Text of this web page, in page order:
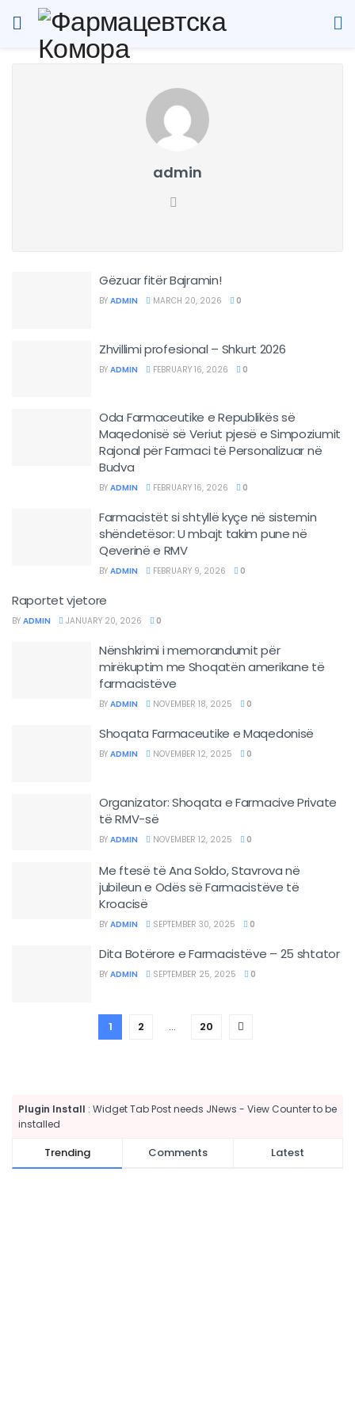
admin
Gëzuar fitër Bajramin!
BY ADMIN MARCH 20, 2026 0
Zhvillimi profesional – Shkurt 2026
BY ADMIN FEBRUARY 16, 2026 0
Oda Farmaceutike e Republikës së
Maqedonisë së Veriut pjesë e Simpoziumit
Rajonal për Farmaci të Personalizuar në
Budva
BY ADMIN FEBRUARY 16, 2026 0
Farmacistët si shtyllë kyçe në sistemin
shëndetësor: U mbajt takim pune në
Qeverinë e RMV
BY ADMIN FEBRUARY 9, 2026 0
Raportet vjetore
BY ADMIN JANUARY 20, 2026 0
Nënshkrimi i memorandumit për
mirëkuptim me Shoqatën amerikane të
farmacistëve
BY ADMIN NOVEMBER 18, 2025 0
Shoqata Farmaceutike e Maqedonisë
BY ADMIN NOVEMBER 12, 2025 0
Organizator: Shoqata e Farmacive Private
të RMV-së
BY ADMIN NOVEMBER 12, 2025 0
Me ftesë të Ana Soldo, Stavrova në
jubileun e Odës së Farmacistëve të
Kroacisë
BY ADMIN SEPTEMBER 30, 2025 0
Dita Botërore e Farmacistëve – 25 shtator
BY ADMIN SEPTEMBER 25, 2025 0
1 2 … 20
Plugin Install : Widget Tab Post needs JNews - View Counter to be
installed
Trending Comments Latest